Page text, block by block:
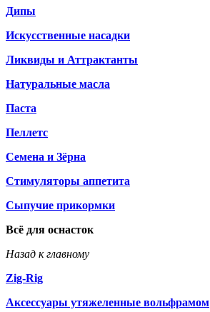
Дипы
Искусственные насадки
Ликвиды и Аттрактанты
Натуральные масла
Паста
Пеллетс
Семена и Зёрна
Стимуляторы аппетита
Сыпучие прикормки
Всё для оснасток
Назад к главному
Zig-Rig
Аксессуары утяжеленные вольфрамом